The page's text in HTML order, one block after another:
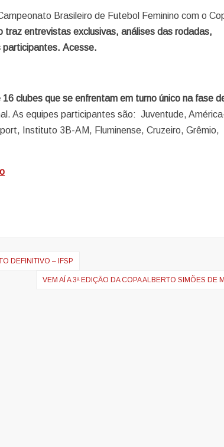
Brasileiro de Futebol Feminino com o
traz entrevistas exclusivas, análises das rodadas,
participantes. Acesse.
clubes que se enfrentam em turno único na fase
As equipes participantes são: Juventude,
Instituto 3B-AM, Fluminense, Cruzeiro, Grêmio,
DEFINITIVO – IFSP
VEM AÍ A 3ª EDIÇÃO DA COPA ALBERTO SIMÕES DE